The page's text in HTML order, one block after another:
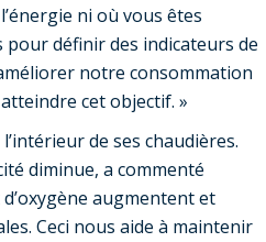
ni où vous êtes
pour définir des indicateurs de
notre consommation
cet objectif. »
de ses chaudières.
diminue, a commenté
augmentent et
Ceci nous aide à maintenir